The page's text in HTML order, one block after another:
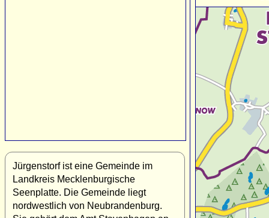
Jürgenstorf ist eine Gemeinde im
Landkreis Mecklenburgische
Seenplatte. Die Gemeinde liegt
nordwestlich von Neubrandenburg.